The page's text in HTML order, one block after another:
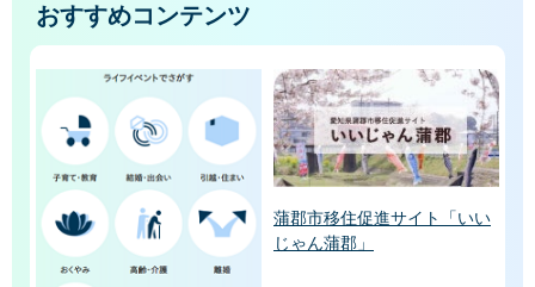
おすすめコンテンツ
蒲郡市移住促進サイト「いい
じゃん蒲郡」